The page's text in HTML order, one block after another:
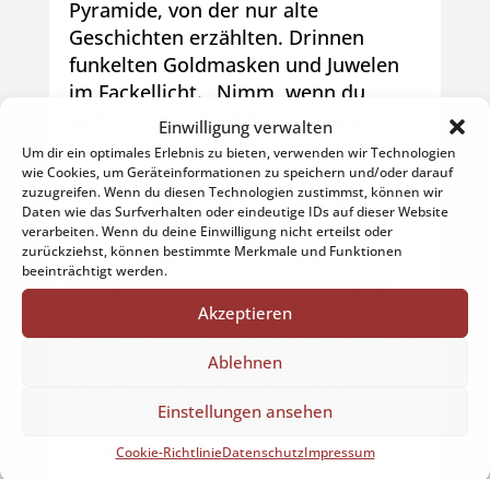
Einwilligung verwalten
Um dir ein optimales Erlebnis zu bieten, verwenden wir Technologien
wie Cookies, um Geräteinformationen zu speichern und/oder darauf
zuzugreifen. Wenn du diesen Technologien zustimmst, können wir
Daten wie das Surfverhalten oder eindeutige IDs auf dieser Website
verarbeiten. Wenn du deine Einwilligung nicht erteilst oder
zurückziehst, können bestimmte Merkmale und Funktionen
beeinträchtigt werden.
Akzeptieren
Ablehnen
Einstellungen ansehen
Cookie-RichtlinieDatenschutzImpressum
Pyramide, von der nur alte
Geschichten erzählten. Drinnen
funkelten Goldmasken und Juwelen
im Fackellicht.
„Nimm, wenn du
willst“, sagte der Affe. Doch Mateo
sah darin nicht Reichtum, sondern
die Gesichter seiner Kinder. „Gold
füllt den Bauch nicht“, murmelte er
und ging weiter.In der letzten
Kammer lag ein kleines Bündel in
Palmblättern: leuchtend rote Chili-
Samen, als brenne in jedem ein
winziges Feuer.„Das ist dein Schatz“,
sprach der Affe. „Sie wachsen in
solange du teilst.“ Dann war er
verschwunden.